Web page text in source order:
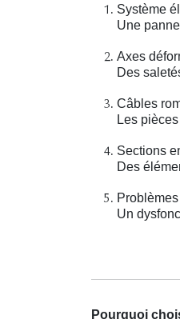
Système
Une
Axes
Des
Câbles
Les
Sections
Des
Un
Pourquoi